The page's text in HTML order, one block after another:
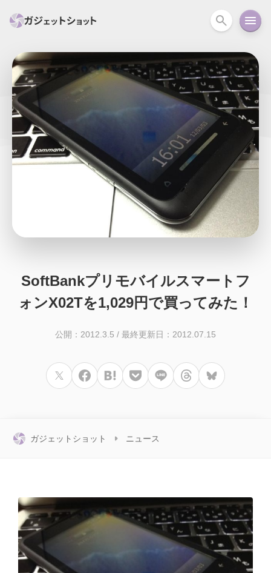
すべて スマホ PC関連 カメラ ウェアラ
セール情報 スマートホーム アクションカメラ
回線 iPhone iPad Android
オーディオ
SoftBankプリモバイルスマートフ
ォンX02Tを1,029円で買ってみた！
公開：2012.3.5 / 最終更新日：2012.07.15
ガジェットショット ニュース